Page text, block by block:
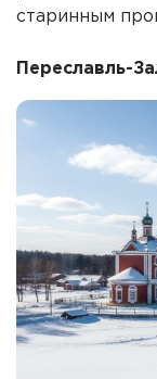
старинным
Переславль-